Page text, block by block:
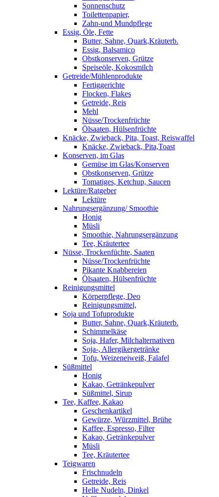
Sonnenschutz
Toilettenpapier,
Zahn-und Mundpflege
Essig, Öle, Fette
Butter, Sahne, Quark,Kräuterb.
Essig, Balsamico
Obstkonserven, Grütze
Speiseöle, Kokosmilch
Getreide/Mühlenprodukte
Fertiggerichte
Flocken, Flakes
Getreide, Reis
Mehl
Nüsse/Trockenfrüchte
Ölsaaten, Hülsenfrüchte
Knäcke, Zwieback, Pita, Toast, Reiswaffel
Knäcke, Zwieback, Pita,Toast
Konserven, im Glas
Gemüse im Glas/Konserven
Obstkonserven, Grütze
Tomatiges, Ketchup, Saucen
Lektüre/Ratgeber
Lektüre
Nahrungsergänzung/ Smoothie
Honig
Müsli
Smoothie, Nahrungsergänzung
Tee, Kräutertee
Nüsse, Trockenfüchte, Saaten
Nüsse/Trockenfrüchte
Pikante Knabbereien
Ölsaaten, Hülsenfrüchte
Reinigungsmittel
Körperpflege, Deo
Reinigungsmittel,
Soja und Tofuprodukte
Butter, Sahne, Quark,Kräuterb.
Schimmelkäse
Soja, Hafer, Milchalternativen
Soja-, Allergikergetränke
Tofu, Weizeneiweiß, Falafel
Süßmittel
Honig
Kakao, Getränkepulver
Süßmittel, Sirup
Tee, Kaffee, Kakao
Geschenkartikel
Gewürze, Würzmittel, Brühe
Kaffee, Espresso, Filter
Kakao, Getränkepulver
Müsli
Tee, Kräutertee
Teigwaren
Frischnudeln
Getreide, Reis
Helle Nudeln, Dinkel